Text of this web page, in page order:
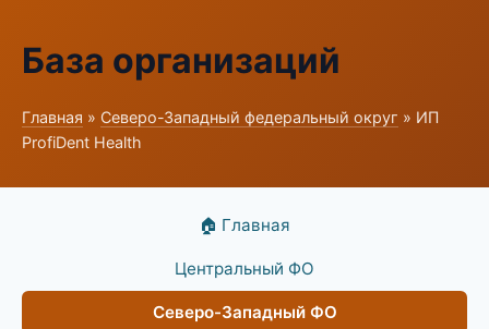
База организаций
Главная » Северо-Западный федеральный округ » ИП
ProfiDent Health
🏠 Главная
Центральный ФО
Северо-Западный ФО